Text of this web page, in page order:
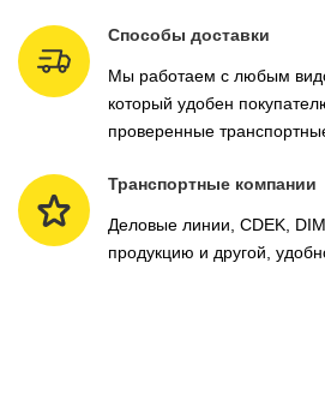
Способы доставки
Мы работаем с любым
который удобен
проверенные
Транспортные компании
Деловые линии, CDEK,
продукцию и другой,